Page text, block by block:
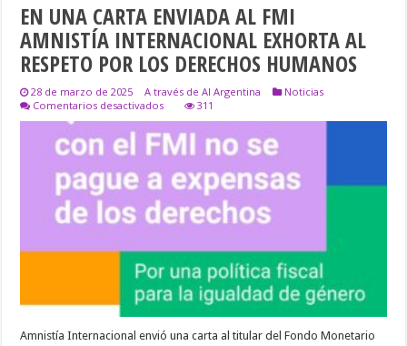
EN UNA CARTA ENVIADA AL FMI
AMNISTÍA INTERNACIONAL EXHORTA AL
RESPETO POR LOS DERECHOS HUMANOS
28 de marzo de 2025 A través de AI Argentina
Noticias
Comentarios desactivadosen
EN
UNA
CARTA
ENVIADA
AL
FMI
AMNISTÍA
INTERNACIONAL
EXHORTA
RESPETO
POR
LOS
DERECHOS
HUMANOS
311
Amnistía Internacional envió una carta al titular del Fondo Monetario